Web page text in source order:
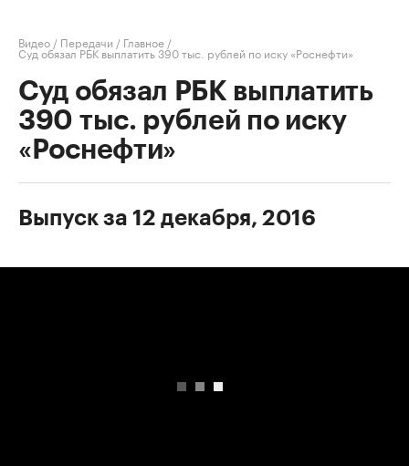
Видео / Передачи / Главное /
Суд обязал РБК выплатить 390 тыс. рублей по иску «Роснефти»
Суд обязал РБК выплатить
390 тыс. рублей по иску
«Роснефти»
Выпуск за 12 декабря, 2016